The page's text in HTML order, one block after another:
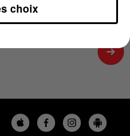
choix